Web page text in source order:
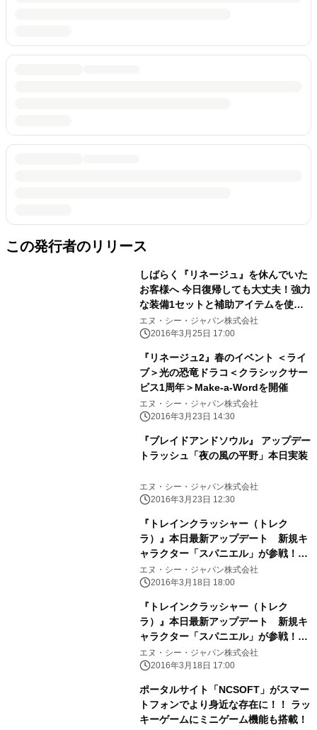
この発行者のリリース
しばらく『リネージュ』を休んでいた
お客様へ 今日復帰しても大丈夫！強力
な装備1セットと補助アイテムを使い
たい放題
エヌ・シー・ジャパン株式会社
2016年3月25日 17:00
『リネージュ2』春のイベント ＜ライ
ブ＞光の恐竜ドラコ＜クラシックサー
ビス1周年＞Make-a-Wordを開催
エヌ・シー・ジャパン株式会社
2016年3月23日 14:30
『ブレイドアンドソウル』 アップデー
トラッシュ「夜の風の平野」本日実装
エヌ・シー・ジャパン株式会社
2016年3月23日 12:30
『トレインクラッシャー（トレク
ラ）』本日最新アップデート 新規キ
ャラクター「スパニエル」が参戦！さ
らに、アップデート記念キャンペーン
も開始！
エヌ・シー・ジャパン株式会社
2016年3月18日 18:00
『トレインクラッシャー（トレク
ラ）』本日最新アップデート 新規キ
ャラクター「スパニエル」が参戦！さ
らに、アップデート記念キャンペーン
も開始！
エヌ・シー・ジャパン株式会社
2016年3月18日 17:00
ポータルサイト「NCSOFT」がスマー
トフォンでより身近な存在に！！ ラッ
キーゲームにミニゲーム機能も搭載！